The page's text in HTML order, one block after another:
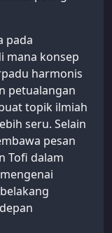
pada
mana konsep
harmonis
petualangan
topik ilmiah
seru. Selain
pesan
Tofi dalam